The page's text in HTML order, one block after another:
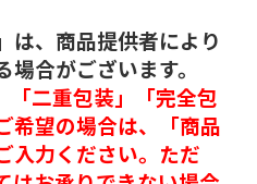
、商品提供者により
合がございます。
「二重包装」「完全包
希望の場合は、「商品
入力ください。ただ